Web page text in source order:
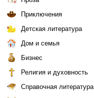
Приключения
Детская литература
Дом и семья
Бизнес
Религия и духовность
Справочная литература